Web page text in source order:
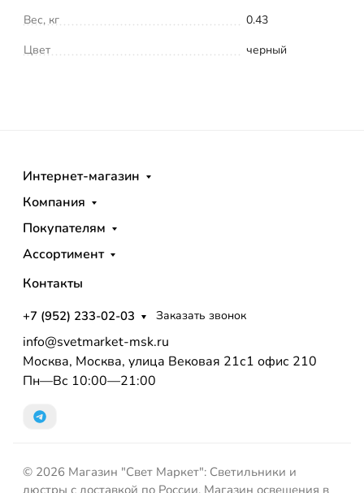
Вес, кг
0.43
Цвет
черный
Интернет-магазин
Компания
Покупателям
Ассортимент
Контакты
+7 (952) 233-02-03 Заказать звонок
info@svetmarket-msk.ru
Москва, Москва, улица Вековая 21с1 офис 210
Пн—Вс 10:00—21:00
© 2026 Магазин "Свет Маркет": Светильники и
люстры с доставкой по России. Магазин освещения в